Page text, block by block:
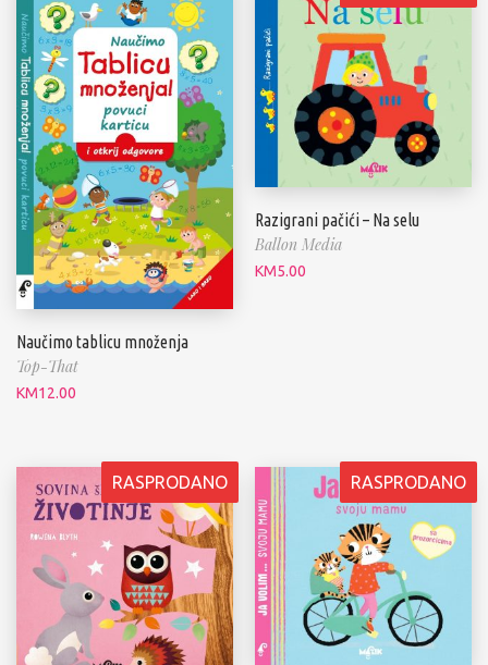
Naučimo tablicu množenja
Top-That
KM12.00
Razigrani pačići – Na selu
Ballon Media
KM5.00
RASPRODANO RASPRODANO